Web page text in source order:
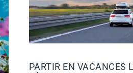
PARTIR EN VACANCES